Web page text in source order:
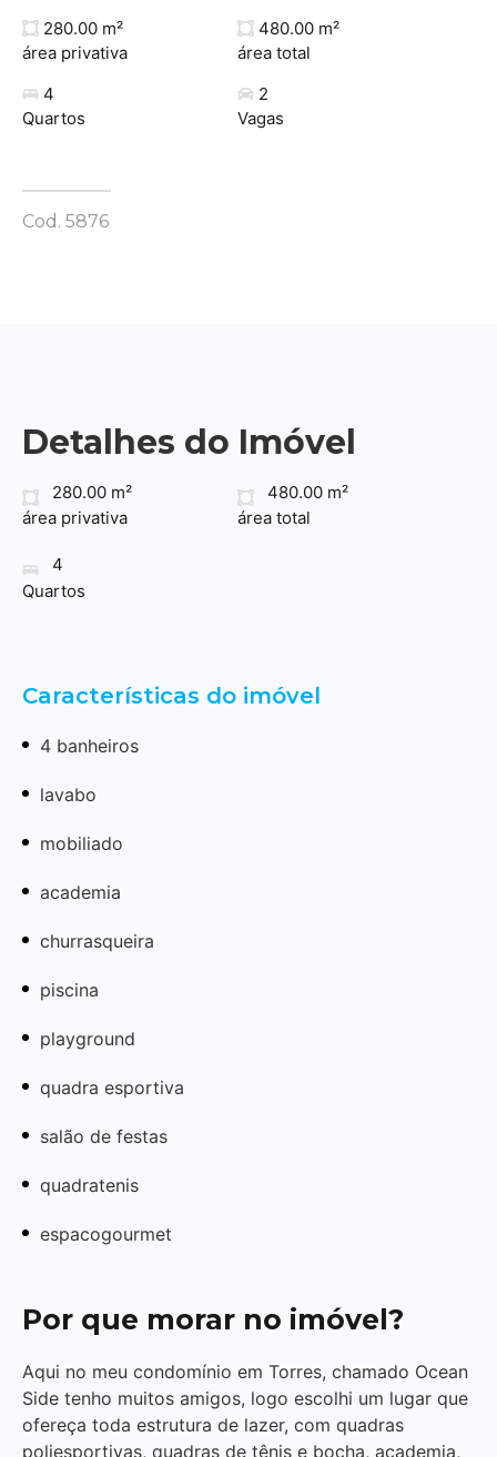
280.00 m²
área privativa
480.00 m²
área total
4
Quartos
2
Vagas
Cod. 5876
Detalhes do Imóvel
280.00 m²
área privativa
480.00 m²
área total
4
Quartos
Características do imóvel
4 banheiros
lavabo
mobiliado
academia
churrasqueira
piscina
playground
quadra esportiva
salão de festas
quadratenis
espacogourmet
Por que morar no imóvel?
Aqui no meu condomínio em Torres, chamado Ocean
Side tenho muitos amigos, logo escolhi um lugar que
ofereça toda estrutura de lazer, com quadras
poliesportivas, quadras de tênis e bocha, academia,